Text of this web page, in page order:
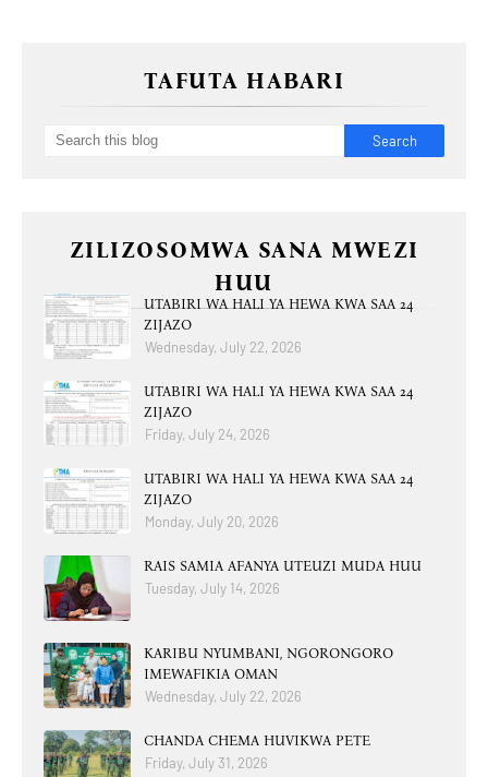
TAFUTA HABARI
ZILIZOSOMWA SANA MWEZI
HUU
UTABIRI WA HALI YA HEWA KWA SAA 24
ZIJAZO
Wednesday, July 22, 2026
UTABIRI WA HALI YA HEWA KWA SAA 24
ZIJAZO
Friday, July 24, 2026
UTABIRI WA HALI YA HEWA KWA SAA 24
ZIJAZO
Monday, July 20, 2026
RAIS SAMIA AFANYA UTEUZI MUDA HUU
Tuesday, July 14, 2026
KARIBU NYUMBANI, NGORONGORO
IMEWAFIKIA OMAN
Wednesday, July 22, 2026
CHANDA CHEMA HUVIKWA PETE
Friday, July 31, 2026